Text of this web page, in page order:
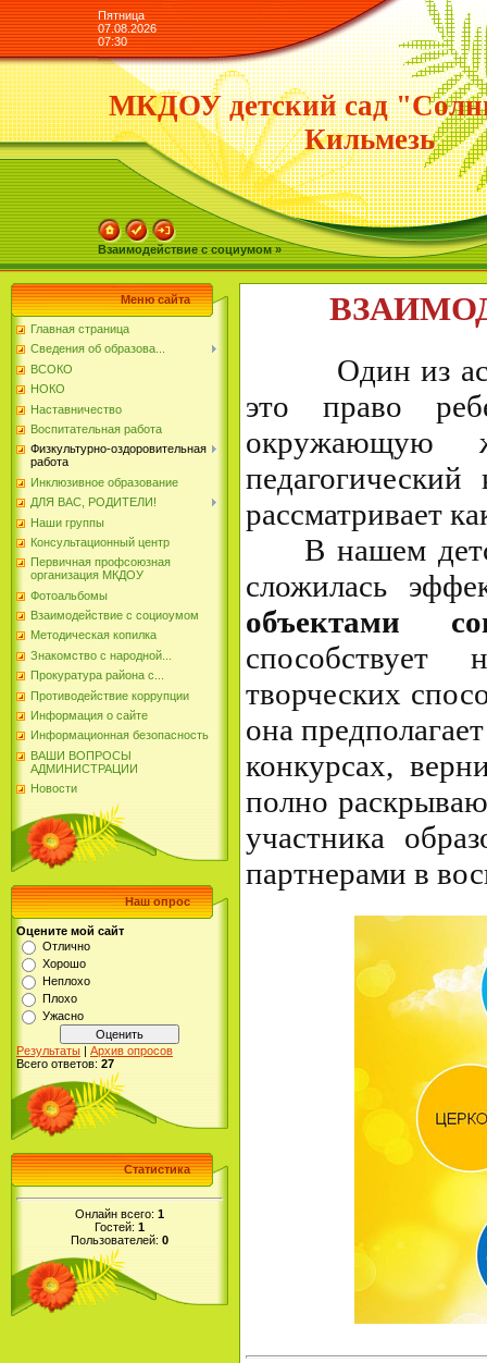
Пятница
07.08.2026
07:30
МКДОУ детский сад
Кильмезь
Взаимодействие с социумом »
Меню сайта
Главная страница
Сведения об образова...
ВСОКО
НОКО
Наставничество
Воспитательная работа
Физкультурно-оздоровительная
работа
Инклюзивное образование
ДЛЯ ВАС, РОДИТЕЛИ!
Наши группы
Консультационный центр
Первичная профсоюзная
организация МКДОУ
Фотоальбомы
Взаимодействие с социоумом
Методическая копилка
Знакомство с народной...
Прокуратура района с...
Противодействие коррупции
Информация о сайте
Информационная безопасность
ВАШИ ВОПРОСЫ
АДМИНИСТРАЦИИ
Новости
Наш опрос
Оцените мой сайт
Отлично
Хорошо
Неплохо
Плохо
Ужасно
Результаты | Архив опросов
Всего ответов: 27
Статистика
Онлайн всего: 1
Гостей: 1
Пользователей: 0
Один из
это право
окружающую
педагогический
рассматривает
В нашем
сложилась
объектами
способствует
творческих
она
конкурсах,
полно
участника
партнерами в